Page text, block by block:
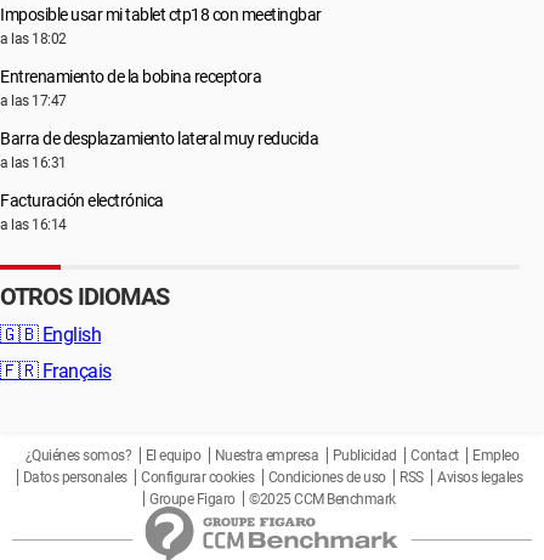
Imposible usar mi tablet ctp18 con meetingbar
a las 18:02
Entrenamiento de la bobina receptora
a las 17:47
Barra de desplazamiento lateral muy reducida
a las 16:31
Facturación electrónica
a las 16:14
OTROS IDIOMAS
🇬🇧 English
🇫🇷 Français
¿Quiénes somos? El equipo Nuestra empresa Publicidad Contact
Empleo
Datos personales
Configurar cookies Condiciones de uso RSS
Avisos legales
Groupe Figaro
©2025 CCM Benchmark